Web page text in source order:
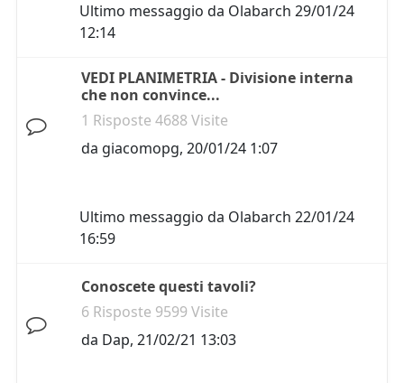
Ultimo messaggio da Olabarch 29/01/24
12:14
VEDI PLANIMETRIA - Divisione interna
che non convince...
1 Risposte 4688 Visite
da giacomopg, 20/01/24 1:07
Ultimo messaggio da Olabarch 22/01/24
16:59
Conoscete questi tavoli?
6 Risposte 9599 Visite
da Dap, 21/02/21 13:03